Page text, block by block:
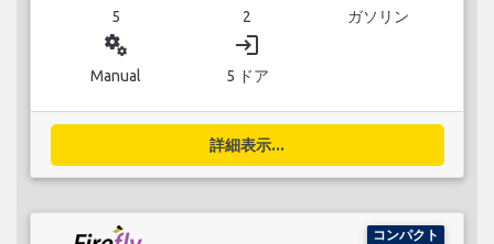
5 2 ガソリン
miscellaneous_services
Manual
login
5 ドア
詳細表示...
コンパクト